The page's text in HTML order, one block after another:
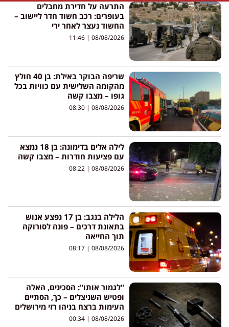
התרעה על חדירת מחבלים
בעופרים: רכב חשוד חדר ליישוב –
החשוד נעצר לאחר ירי
08/08/2026
שריפה הבוקר באילת: בן 40 חולץ
מהקומה השלישית עם כוויות בכל
גופו – מצבו קשה
08/08/2026
לילה אלים בדימונה: בן 18 נמצא
עם פציעות חודרות – מצבו קשה
08/08/2026
הלילה בנגב: בן 17 נפצע אנוש
בתאונת דרכים – פונה לסורוקה
תוך החייאה
08/08/2026
"לגמור אותו": הסכינים, האלה
ופטיש השניצלים – כך, הסתיים
העימות ברצח בניהו רזי מירושלים
08/08/2026